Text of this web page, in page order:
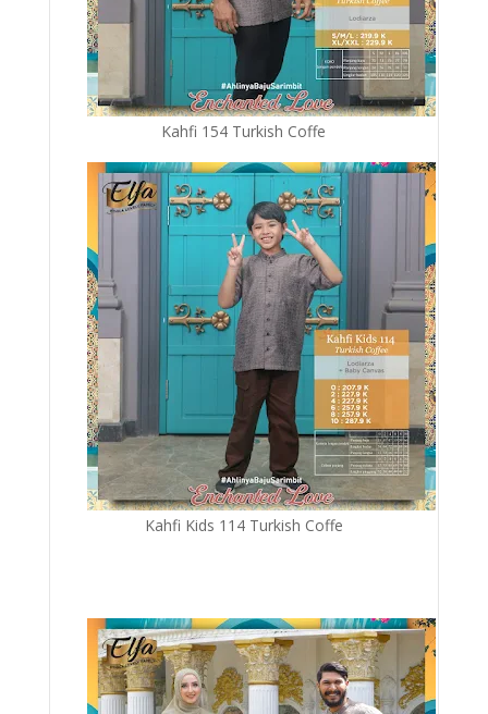
Kahfi 154 Turkish Coffe
Kahfi Kids 114 Turkish Coffe